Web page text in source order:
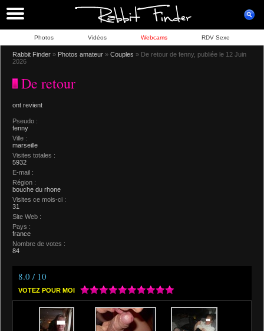
Photos Vidéos Webcams RDV Sexe
Rabbit Finder » Photos amateur » Couples » De retour de fenny, publiée le 12 Juin
2026
De retour
ont revient
Pseudo :
fenny
Ville :
marseille
Visites totales :
5932
E-mail :
Région :
bouche du rhone
Visites ce mois-ci :
31
Site Web :
Pays :
france
Nombre de votes :
84
8.0 / 10
VOTEZ POUR MOI